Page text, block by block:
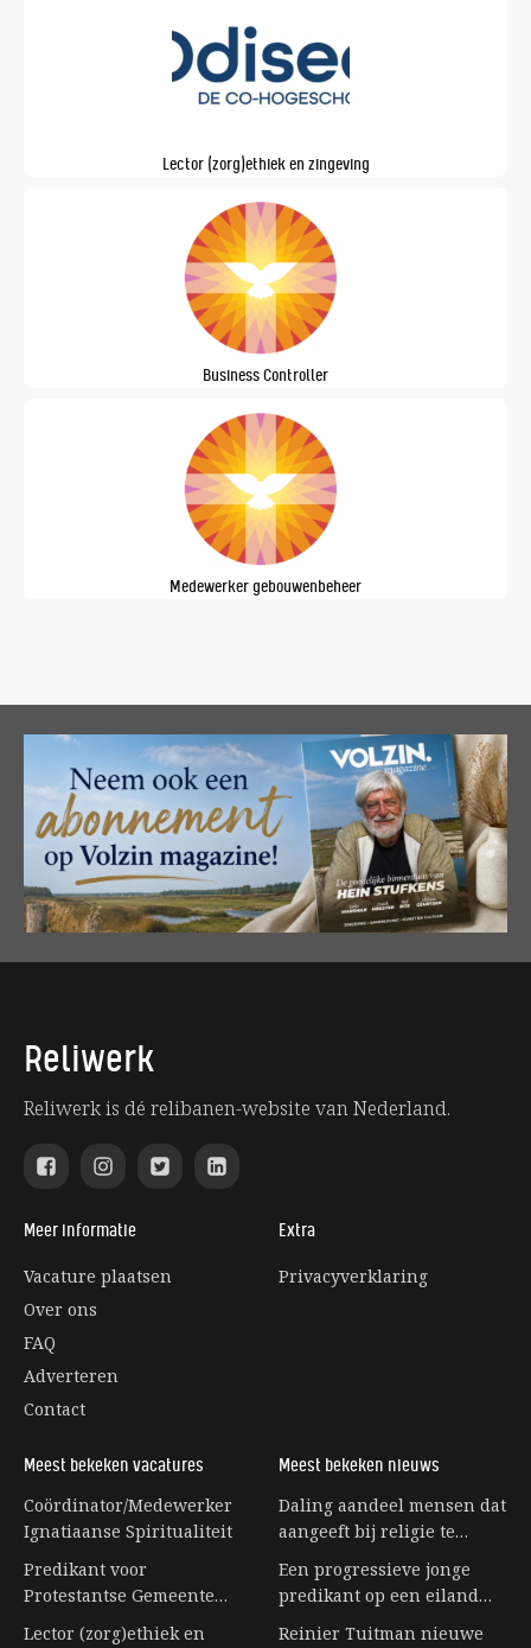
Lector (zorg)ethiek en zingeving
Business Controller
Medewerker gebouwenbeheer
Reliwerk
Reliwerk is dé relibanen-website van Nederland.
Meer informatie
Vacature plaatsen
Over ons
FAQ
Adverteren
Contact
Extra
Privacyverklaring
Meest bekeken vacatures
Coördinator/Medewerker
Ignatiaanse Spiritualiteit
Predikant voor
Protestantse Gemeente
Eerbeek
Lector (zorg)ethiek en
Meest bekeken nieuws
Daling aandeel mensen dat
aangeeft bij religie te
horen stagneert
Een progressieve jonge
predikant op een eiland
vol senioren
Reinier Tuitman nieuwe